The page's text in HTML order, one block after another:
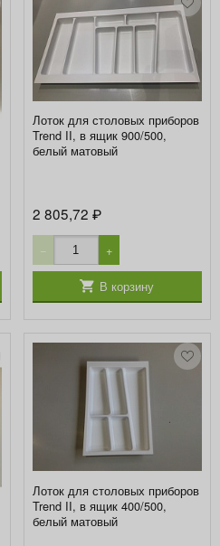
Лоток для столовых приборов
Trend II, в ящик 900/500,
белый матовый
2 805,72 ₽
− +
В корзину
Лоток для столовых приборов
Trend II, в ящик 400/500,
белый матовый